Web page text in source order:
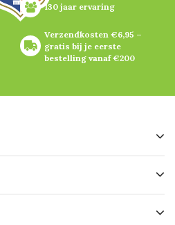
130 jaar ervaring
Verzendkosten €6,95 –
gratis bij je eerste
bestelling vanaf €200